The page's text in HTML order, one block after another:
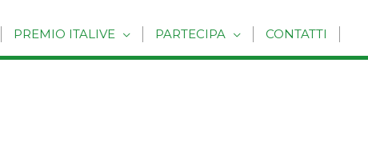
PREMIO ITALIVE PARTECIPA CONTATTI